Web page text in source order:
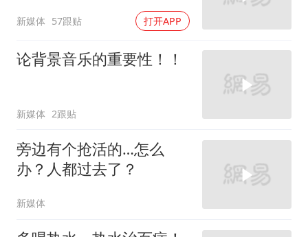
新媒体 57跟贴 打开APP
论背景音乐的重要性！！
新媒体 2跟贴
旁边有个抢活的…怎么
办？人都过去了？
新媒体